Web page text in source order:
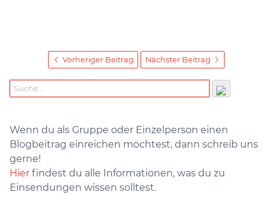
Vorheriger Beitrag Nächster Beitrag
Wenn du als Gruppe oder Einzelperson einen
Blogbeitrag einreichen möchtest, dann schreib uns
gerne!
Hier findest du alle Informationen, was du zu
Einsendungen wissen solltest.